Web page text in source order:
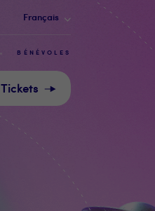
Tickets
BÉNÉVOLES
Français